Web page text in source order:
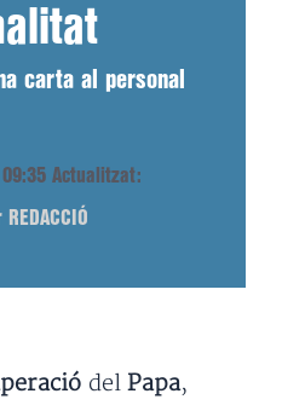
carta al personal
Actualitzat:
REDACCIÓ
delPapa,